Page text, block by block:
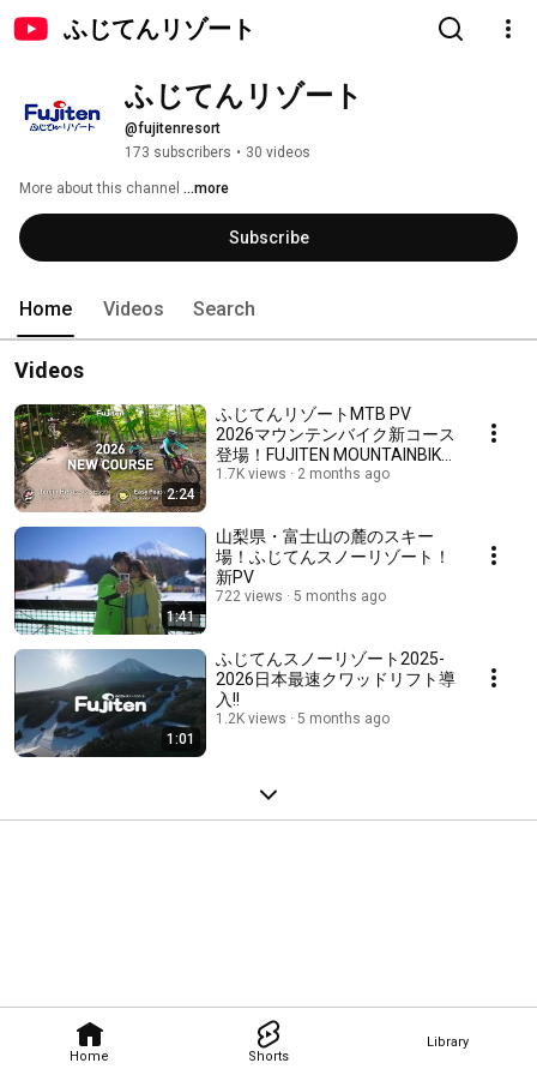
ふじてんリゾート
Home Shorts
Library
ふじてんリゾート
@fujitenresort
173 subscribers • 30 videos
More about this channel ...more
Subscribe
Home Videos Search
Videos
2:24
ふじてんリゾートMTB PV
2026マウンテンバイク新コース
登場！FUJITEN MOUNTAINBIKE
PARK 2026 NEW COURSE
1.7K views 2 months ago
1:41
山梨県・富士山の麓のスキー
場！ふじてんスノーリゾート！
新PV
722 views 5 months ago
1:01
ふじてんスノーリゾート2025-
2026日本最速クワッドリフト導
入!!
1.2K views 5 months ago